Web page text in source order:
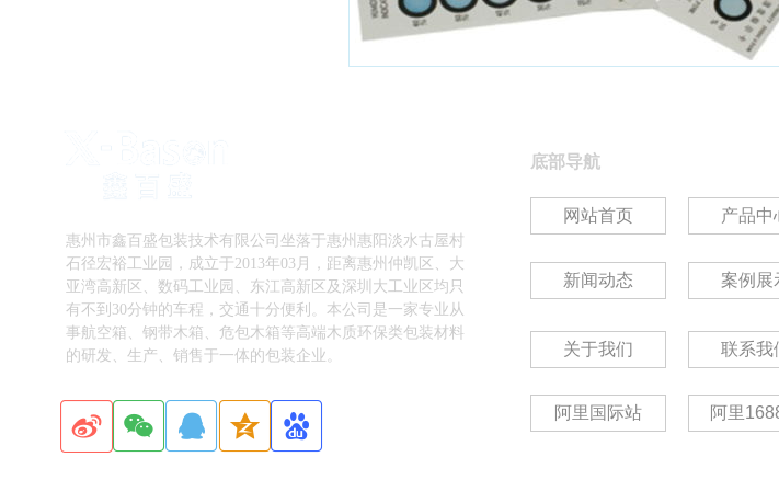
惠州市鑫百盛包装技术有限公司坐落于惠州惠阳淡水古屋村
石径宏裕工业园，成立于2013年03月，距离惠州仲凯区、大
亚湾高新区、数码工业园、东江高新区及深圳大工业区均只
有不到30分钟的车程，交通十分便利。本公司是一家专业从
事航空箱、钢带木箱、危包木箱等高端木质环保类包装材料
的研发、生产、销售于一体的包装企业。
底部导航
网站首页 产品中
新闻动态 案例展
关于我们 联系我
阿里国际站 阿里